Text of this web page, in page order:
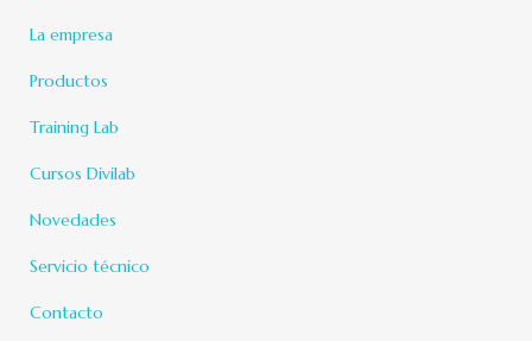
La empresa
Productos
Training Lab
Cursos Divilab
Novedades
Servicio técnico
Contacto